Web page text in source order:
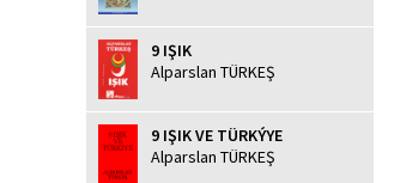
9 IŞIK
Alparslan TÜRKEŞ
9 IŞIK VE TÜRKÝYE
Alparslan TÜRKEŞ